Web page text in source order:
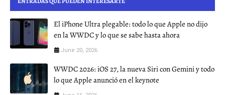
El iPhone Ultra plegable: todo lo que Apple no dijo
en la WWDC y lo que se sabe hasta ahora
June 20, 2026
WWDC 2026: iOS 27, la nueva Siri con Gemini y todo
lo que Apple anunció en el keynote